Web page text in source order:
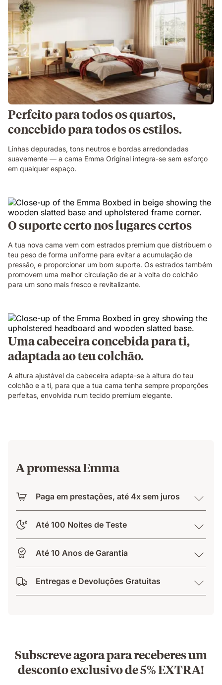
Perfeito para todos os quartos,
concebido para todos os estilos.
Linhas depuradas, tons neutros e bordas arredondadas
suavemente — a cama Emma Original integra-se sem esforço
em qualquer espaço.
O suporte certo nos lugares certos
A tua nova cama vem com estrados premium que distribuem o
teu peso de forma uniforme para evitar a acumulação de
pressão, e proporcionar um bom suporte. Os estrados também
promovem uma melhor circulação de ar à volta do colchão
para um sono mais fresco e revitalizante.
Uma cabeceira concebida para ti,
adaptada ao teu colchão.
A altura ajustável da cabeceira adapta-se à altura do teu
colchão e a ti, para que a tua cama tenha sempre proporções
perfeitas, envolvida num tecido premium elegante.
A promessa Emma
Paga em prestações, até 4x sem juros
Até 100 Noites de Teste
Até 10 Anos de Garantia
Entregas e Devoluções Gratuitas
Subscreve agora para receberes um
desconto exclusivo de 5% EXTRA!